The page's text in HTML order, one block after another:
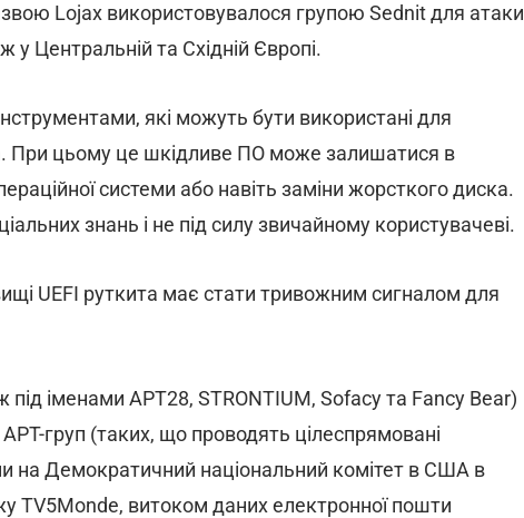
Lojax використовувалося групою Sednit для атаки
у Центральній та Східній Європі.
які можуть бути використані для
При цьому це шкідливе ПО може залишатися в
системи або навіть заміни жорсткого диска.
знань і не під силу звичайному користувачеві.
UEFI руткита має стати тривожним сигналом для
іменами APT28, STRONTIUM, Sofacy та Fancy Bear)
груп (таких, що проводять цілеспрямовані
на Демократичний національний комітет в США в
TV5Monde, витоком даних електронної пошти